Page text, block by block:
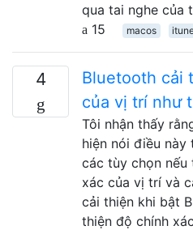
qua tai nghe của
15
macos
4
Bluetooth cải
của vị trí như
Tôi nhận thấy
hiện nói điều này
các tùy chọn
xác của vị trí và
cải thiện khi bật
thiện độ chính